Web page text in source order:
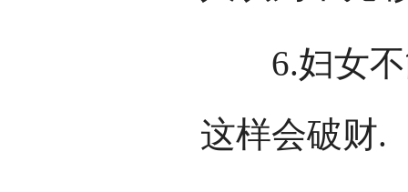
6.妇女不
这样会破财.